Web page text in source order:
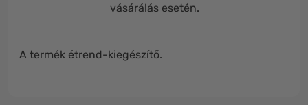
vásárálás esetén.
A termék étrend-kiegészítő.